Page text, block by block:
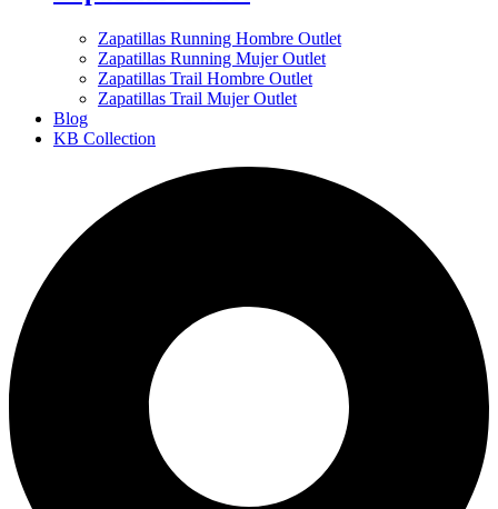
Zapatillas Running Hombre Outlet
Zapatillas Running Mujer Outlet
Zapatillas Trail Hombre Outlet
Zapatillas Trail Mujer Outlet
Blog
KB Collection